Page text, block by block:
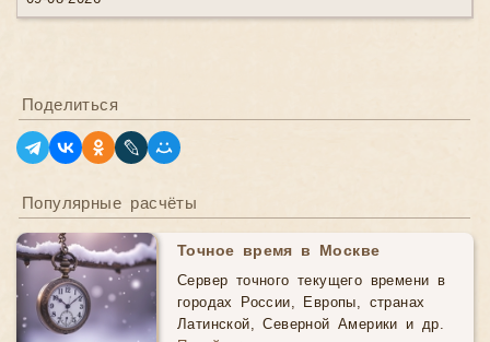
Поделиться
Популярные расчёты
Точное время в Москве
Сервер точного текущего времени в
городах России, Европы, странах
Латинской, Северной Америки и др.